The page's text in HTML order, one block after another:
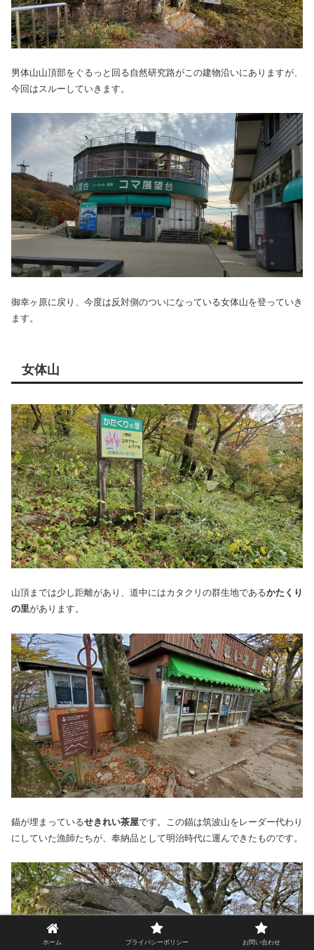
男体山山頂部をぐるっと回る自然研究路がこの建物沿いにありますが、
今回はスルーしていきます。
御幸ヶ原に戻り、今度は反対側のついになっている女体山を登っていき
ます。
女体山
山頂までは少し距離があり、道中にはカタクリの群生地であるかたくり
の里があります。
錨が埋まっているせきれい茶屋です。この錨は筑波山をレーダー代わり
にしていた漁師たちが、奉納品として明治時代に運んできたものです。
ホーム プライバシーポリシー お問い合わせ